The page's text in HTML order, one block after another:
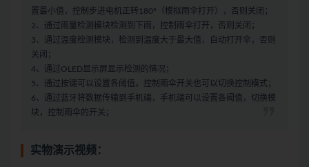
置最小值，控制步进电机正转180°（模拟雨伞打开），否则关闭；
2、通过雨量检测模块检测到下雨，控制雨伞打开，否则关闭；
3、通过温度检测模块，检测到温度大于最大值，自动打开伞，否则
关闭；
4、通过OLED显示屏显示检测的情况；
5、通过按键可以设置各阈值，控制雨伞开关也可以切换控制模式；
6、通过蓝牙将数据传输到手机端，手机端可以设置各阈值，切换模
块，控制雨伞的开关；
实物演示视频：